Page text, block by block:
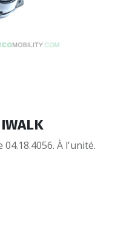
04.18.4056. À l'unité.